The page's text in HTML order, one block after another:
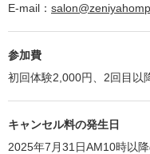
E-mail：
参加費
初回体験2,000円、2回目以
キャンセル料の発生日
2025年7月31日AM10時以